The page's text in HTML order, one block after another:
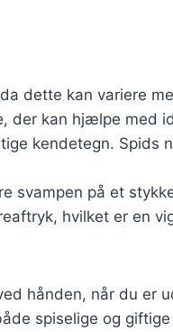
dette kan variere
der kan hjælpe med
kendetegn. Spids
svampen på et
hvilket er en
hånden, når du er
spiselige og